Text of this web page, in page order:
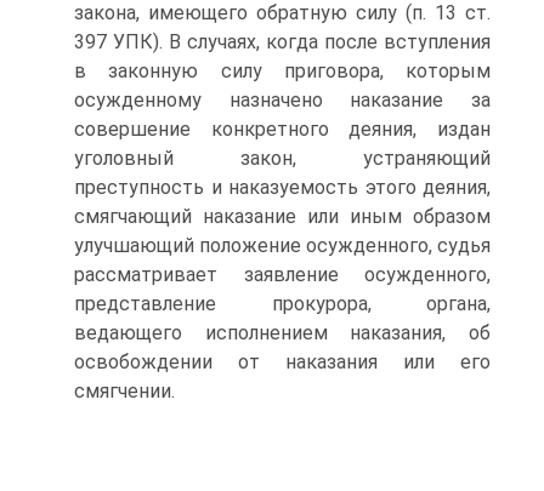
закона, имеющего обратную силу (п. 13 ст.
397 УПК). В случаях, когда после вступления
в законную силу приговора, которым
осужденному назначено наказание за
совершение конкретного деяния, издан
уголовный закон, устраняющий
преступность и наказуемость этого деяния,
смягчающий наказание или иным образом
улучшающий положение осужденного, судья
рассматривает заявление осужденного,
представление прокурора, органа,
ведающего исполнением наказания, об
освобождении от наказания или его
смягчении.